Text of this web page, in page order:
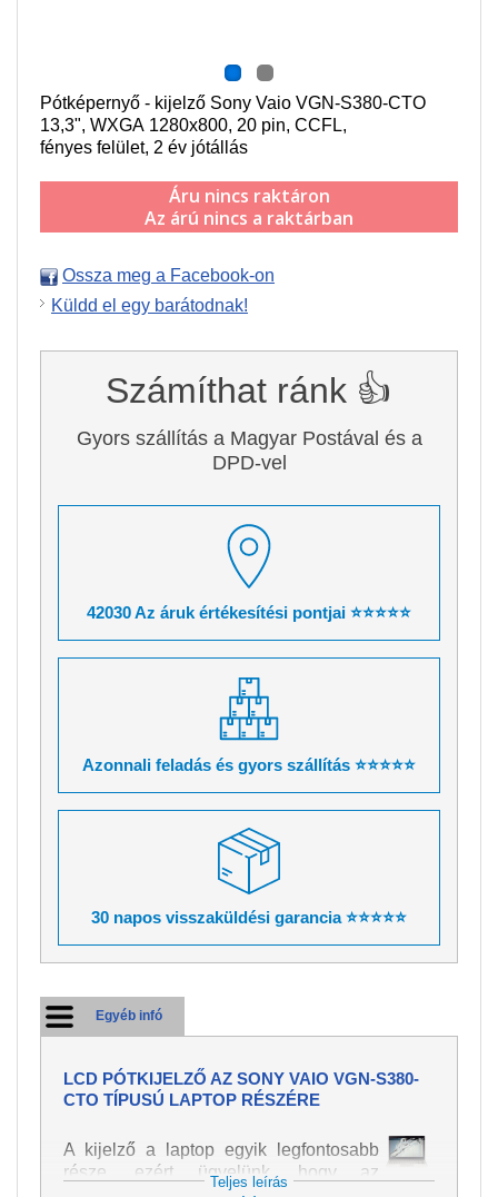
Pótképernyő - kijelző Sony Vaio VGN-S380-CTO
13,3", WXGA 1280x800, 20 pin, CCFL,
fényes felület, 2 év jótállás
Áru nincs raktáron
Az árú nincs a raktárban
Ossza meg a Facebook-on
Küldd el egy barátodnak!
Számíthat ránk 👍
Gyors szállítás a Magyar Postával és a
DPD-vel
42030 Az áruk értékesítési pontjai ⭐⭐⭐⭐⭐
Azonnali feladás és gyors szállítás ⭐⭐⭐⭐⭐
30 napos visszaküldési garancia ⭐⭐⭐⭐⭐
Egyéb infó
LCD PÓTKIJELZŐ AZ SONY VAIO VGN-S380-
CTO TÍPUSÚ LAPTOP RÉSZÉRE
A kijelző a laptop egyik legfontosabb
része, ezért ügyelünk, hogy az
Teljes leírás